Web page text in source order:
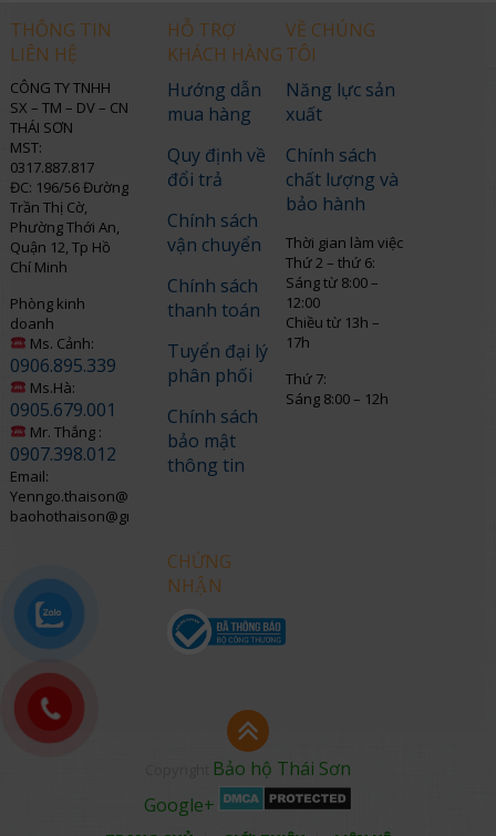
THÔNG TIN
LIÊN HỆ
CÔNG TY TNHH
SX – TM – DV – CN
THÁI SƠN
MST:
0317.887.817
ĐC: 196/56 Đường
Trần Thị Cờ,
Phường Thới An,
Quận 12, Tp Hồ
Chí Minh
Phòng kinh
doanh
Ms. Cảnh:
0906.895.339
Ms.Hà:
0905.679.001
Mr. Thắng :
0907.398.012
Email:
Yenngo.thaison@gmail.com
baohothaison@gmail.com
HỖ TRỢ
KHÁCH HÀNG
Hướng dẫn
mua hàng
Quy định về
đổi trả
Chính sách
vận chuyển
Chính sách
thanh toán
Tuyển đại lý
phân phối
Chính sách
bảo mật
thông tin
CHỨNG
NHẬN
VỀ CHÚNG
TÔI
Năng lực sản
xuất
Chính sách
chất lượng và
bảo hành
Thời gian làm việc
Thứ 2 – thứ 6:
Sáng từ 8:00 –
12:00
Chiều từ 13h –
17h
Thứ 7:
Sáng 8:00 – 12h
Bảo hộ Thái Sơn
Google+